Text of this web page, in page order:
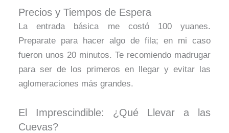
Precios y Tiempos de Espera
La entrada básica me costó 100 yuanes.
Preparate para hacer algo de fila; en mi caso
fueron unos 20 minutos. Te recomiendo madrugar
para ser de los primeros en llegar y evitar las
aglomeraciones más grandes.
El Imprescindible: ¿Qué Llevar a las
Cuevas?